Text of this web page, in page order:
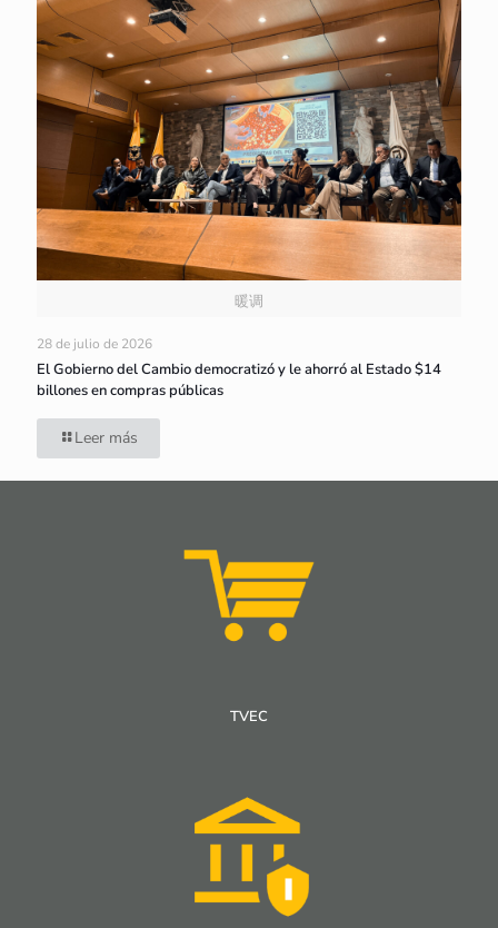
暖调
28 de julio de 2026
El Gobierno del Cambio democratizó y le ahorró al Estado $14
billones en compras públicas
Leer más
TVEC